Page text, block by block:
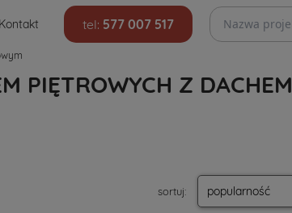
Kontakt tel: 577 007 517
Szukaj projektów
PIĘTROWYCH Z DACHEM
sortuj: